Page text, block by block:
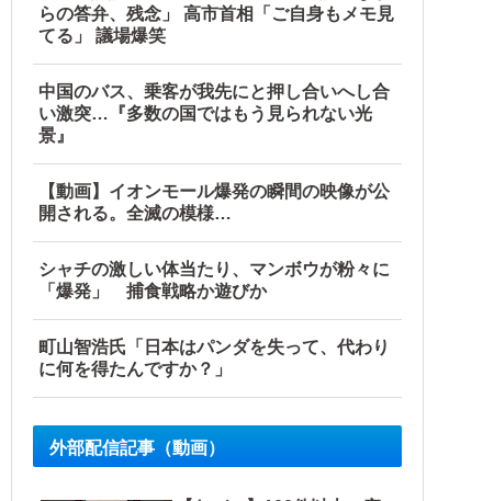
らの答弁、残念」 高市首相「ご自身もメモ見
てる」 議場爆笑
中国のバス、乗客が我先にと押し合いへし合
い激突…『多数の国ではもう見られない光
景』
【動画】イオンモール爆発の瞬間の映像が公
開される。全滅の模様…
シャチの激しい体当たり、マンボウが粉々に
「爆発」 捕食戦略か遊びか
町山智浩氏「日本はパンダを失って、代わり
に何を得たんですか？」
外部配信記事（動画）